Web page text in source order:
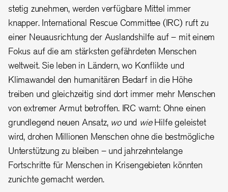
stetig zunehmen, werden verfügbare Mittel immer
knapper. International Rescue Committee (IRC) ruft zu
einer Neuausrichtung der Auslandshilfe auf – mit einem
Fokus auf die am stärksten gefährdeten Menschen
weltweit. Sie leben in Ländern, wo Konflikte und
Klimawandel den humanitären Bedarf in die Höhe
treiben und gleichzeitig sind dort immer mehr Menschen
von extremer Armut betroffen. IRC warnt: Ohne einen
grundlegend neuen Ansatz, wound wieHilfe geleistet
wird, drohen Millionen Menschen ohne die bestmögliche
Unterstützung zu bleiben – und jahrzehntelange
Fortschritte für Menschen in Krisengebieten könnten
zunichte gemacht werden.